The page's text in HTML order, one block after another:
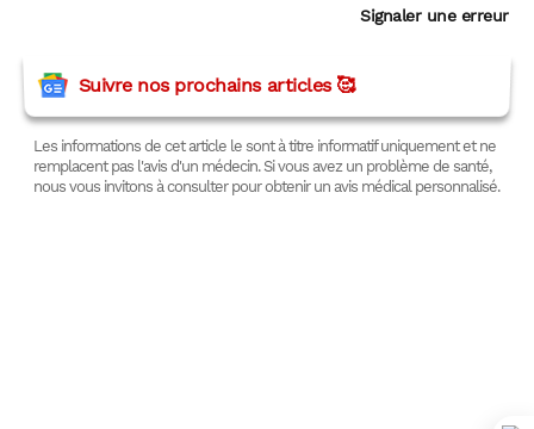
Signaler une erreur
Suivre nos prochains articles 🥰
Les informations de cet article le sont à titre informatif uniquement et ne
remplacent pas l'avis d'un médecin. Si vous avez un problème de santé,
nous vous invitons à consulter pour obtenir un avis médical personnalisé.